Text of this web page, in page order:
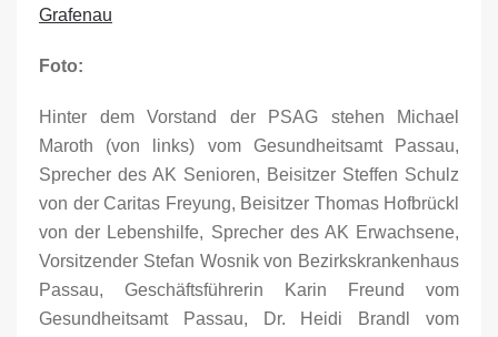
Grafenau
Foto:
Hinter dem Vorstand der PSAG stehen Michael
Maroth (von links) vom Gesundheitsamt Passau,
Sprecher des AK Senioren, Beisitzer Steffen Schulz
von der Caritas Freyung, Beisitzer Thomas Hofbrückl
von der Lebenshilfe, Sprecher des AK Erwachsene,
Vorsitzender Stefan Wosnik von Bezirkskrankenhaus
Passau, Geschäftsführerin Karin Freund vom
Gesundheitsamt Passau, Dr. Heidi Brandl vom